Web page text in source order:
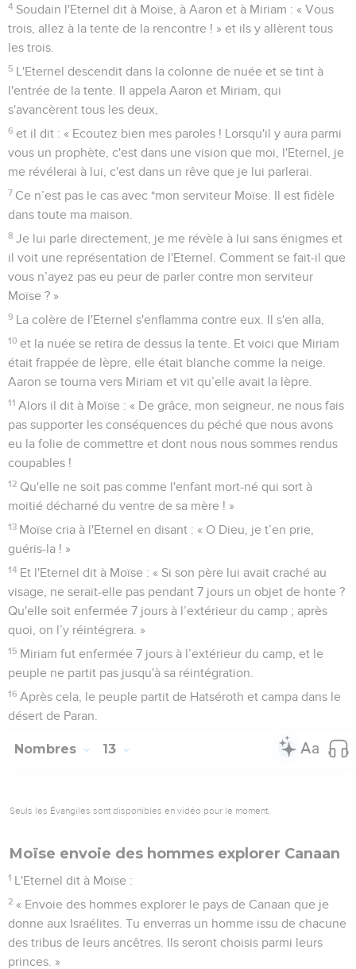
4 Soudain l'Eternel dit à Moïse, à Aaron et à Miriam : « Vous
trois, allez à la tente de la rencontre ! » et ils y allèrent tous
les trois.
5 L'Eternel descendit dans la colonne de nuée et se tint à
l'entrée de la tente. Il appela Aaron et Miriam, qui
s'avancèrent tous les deux,
6 et il dit : « Ecoutez bien mes paroles ! Lorsqu'il y aura parmi
vous un prophète, c'est dans une vision que moi, l'Eternel, je
me révélerai à lui, c'est dans un rêve que je lui parlerai.
7 Ce n’est pas le cas avec *mon serviteur Moïse. Il est fidèle
dans toute ma maison.
8 Je lui parle directement, je me révèle à lui sans énigmes et
il voit une représentation de l'Eternel. Comment se fait-il que
vous n’ayez pas eu peur de parler contre mon serviteur
Moïse ? »
9 La colère de l'Eternel s'enflamma contre eux. Il s'en alla,
10 et la nuée se retira de dessus la tente. Et voici que Miriam
était frappée de lèpre, elle était blanche comme la neige.
Aaron se tourna vers Miriam et vit qu’elle avait la lèpre.
11 Alors il dit à Moïse : « De grâce, mon seigneur, ne nous fais
pas supporter les conséquences du péché que nous avons
eu la folie de commettre et dont nous nous sommes rendus
coupables !
12 Qu'elle ne soit pas comme l'enfant mort-né qui sort à
moitié décharné du ventre de sa mère ! »
13 Moïse cria à l'Eternel en disant : « O Dieu, je t’en prie,
guéris-la ! »
14 Et l'Eternel dit à Moïse : « Si son père lui avait craché au
visage, ne serait-elle pas pendant 7 jours un objet de honte ?
Qu'elle soit enfermée 7 jours à l’extérieur du camp ; après
quoi, on l’y réintégrera. »
15 Miriam fut enfermée 7 jours à l’extérieur du camp, et le
peuple ne partit pas jusqu'à sa réintégration.
16 Après cela, le peuple partit de Hatséroth et campa dans le
désert de Paran.
Nombres 13
Seuls les Évangiles sont disponibles en vidéo pour le moment.
Moïse envoie des hommes explorer Canaan
1 L'Eternel dit à Moïse :
2 « Envoie des hommes explorer le pays de Canaan que je
donne aux Israélites. Tu enverras un homme issu de chacune
des tribus de leurs ancêtres. Ils seront choisis parmi leurs
princes. »